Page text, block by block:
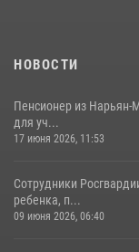
НОВОСТИ
Пенсионер из Нарьян-
для уч...
17 июня 2026, 11:53
Сотрудники
ребенка, п...
09 июня 2026, 06:40